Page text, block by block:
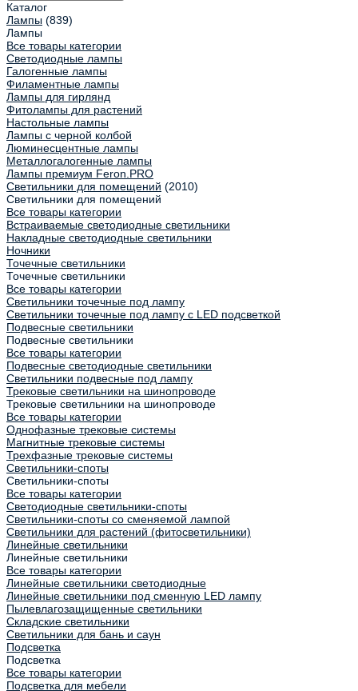
Каталог
Лампы (839)
Лампы
Все товары категории
Светодиодные лампы
Галогенные лампы
Филаментные лампы
Лампы для гирлянд
Фитолампы для растений
Настольные лампы
Лампы с черной колбой
Люминесцентные лампы
Металлогалогенные лампы
Лампы премиум Feron.PRO
Светильники для помещений (2010)
Светильники для помещений
Все товары категории
Встраиваемые светодиодные светильники
Накладные светодиодные светильники
Ночники
Точечные светильники
Точечные светильники
Все товары категории
Светильники точечные под лампу
Светильники точечные под лампу с LED подсветкой
Подвесные светильники
Подвесные светильники
Все товары категории
Подвесные светодиодные светильники
Светильники подвесные под лампу
Трековые светильники на шинопроводе
Трековые светильники на шинопроводе
Все товары категории
Однофазные трековые системы
Магнитные трековые системы
Трехфазные трековые системы
Светильники-споты
Светильники-споты
Все товары категории
Светодиодные светильники-споты
Светильники-споты со сменяемой лампой
Светильники для растений (фитосветильники)
Линейные светильники
Линейные светильники
Все товары категории
Линейные светильники светодиодные
Линейные светильники под сменную LED лампу
Пылевлагозащищенные светильники
Складские светильники
Светильники для бань и саун
Подсветка
Подсветка
Все товары категории
Подсветка для мебели